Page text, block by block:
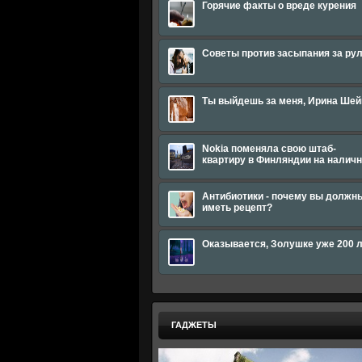
Горячие факты о вреде курения
Советы против засыпания за
Ты выйдешь за меня, Ирина
Nokia поменяла свою штаб-
квартиру в Финляндии на
Антибиотики - почему вы
иметь рецепт?
Оказывается, Золушке уже 200
ГАДЖЕТЫ